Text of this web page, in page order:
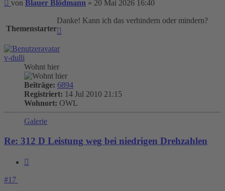
von Blauer Blödmann » 20 Mai 2026 16:40
Themenstarter
Danke! Kann ich das verhindern oder mindern?
v-dulli
Wohnt hier
Beiträge: 6894
Registriert: 14 Jul 2010 21:15
Wohnort: OWL
Galerie
Re: 312 D Leistung weg bei niedrigen Drehzahlen
#17